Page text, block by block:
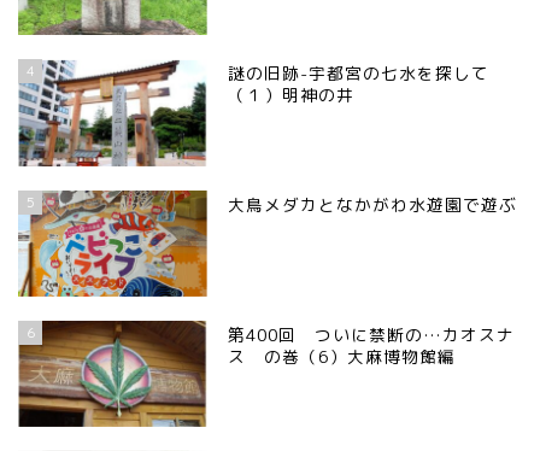
4
謎の旧跡-宇都宮の七水を探して
（１）明神の井
5 大鳥メダカとなかがわ水遊園で遊ぶ
6
第400回 ついに禁断の…カオスナ
ス の巻（6）大麻博物館編